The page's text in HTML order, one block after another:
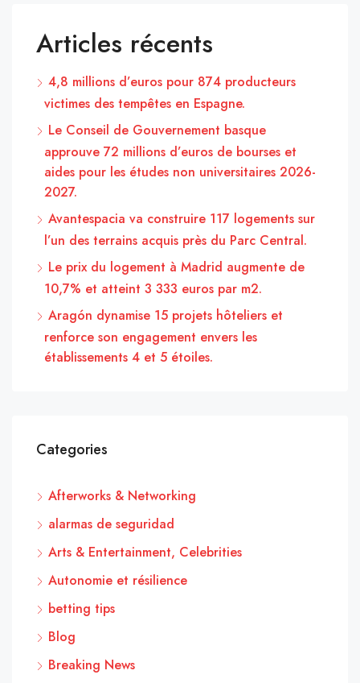
Articles récents
4,8 millions d’euros pour 874 producteurs
victimes des tempêtes en Espagne.
Le Conseil de Gouvernement basque
approuve 72 millions d’euros de bourses et
aides pour les études non universitaires 2026-
2027.
Avantespacia va construire 117 logements sur
l’un des terrains acquis près du Parc Central.
Le prix du logement à Madrid augmente de
10,7% et atteint 3 333 euros par m2.
Aragón dynamise 15 projets hôteliers et
renforce son engagement envers les
établissements 4 et 5 étoiles.
Categories
Afterworks & Networking
alarmas de seguridad
Arts & Entertainment, Celebrities
Autonomie et résilience
betting tips
Blog
Breaking News